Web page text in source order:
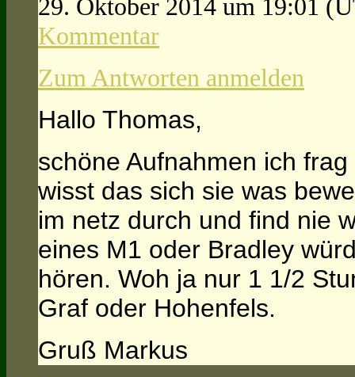
29. Oktober 2014 um 19:01
Kommentar
Zum Antworten anmelden
Hallo Thomas,
schöne Aufnahmen ich
wisst das sich sie was
im netz durch und find nie
eines M1 oder Bradley
hören. Woh ja nur 1 1/2
Graf oder Hohenfels.
Gruß Markus